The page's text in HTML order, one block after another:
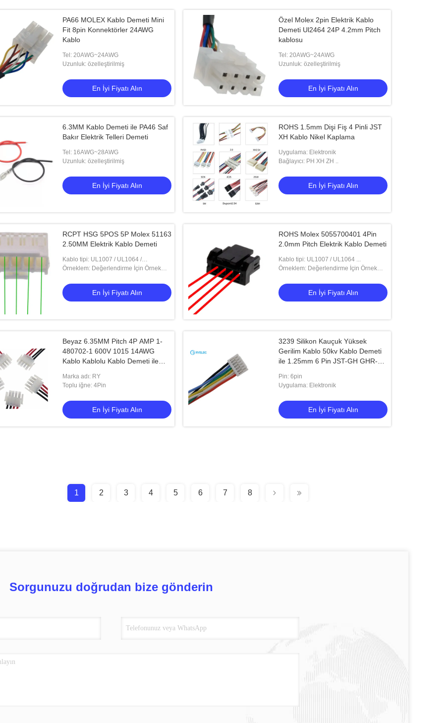
Elektrikli Kablo
PA66 MOLEX Kablo Demeti Mini
Fit 8pin Konnektörler 24AWG
Kablo
Tel: 20AWG~24AWG
Uzunluk: özelleştirilmiş
En İyi Fiyatı Alın
Özel Molex 2pin Elektrik Kablo
Demeti Ul2464 24P 4.2mm Pitch
kablosu
Tel: 20AWG~24AWG
Uzunluk: özelleştirilmiş
En İyi Fiyatı Alın
6.3MM Kablo Demeti ile PA46 Saf
Bakır Elektrik Telleri Demeti
Tel: 16AWG~28AWG
Uzunluk: özelleştirilmiş
En İyi Fiyatı Alın
ROHS 1.5mm Dişi Fiş 4 Pinli JST
XH Kablo Nikel Kaplama
Uygulama: Elektronik
Bağlayıcı: PH XH ZH ..
En İyi Fiyatı Alın
RCPT HSG 5POS 5P Molex 51163
2.50MM Elektrik Kablo Demeti
Kablo tipi: UL1007 / UL1064 /
UL1015..etc
Örneklem: Değerlendirme İçin Örnek
En İyi Fiyatı Alın
ROHS Molex 5055700401 4Pin
2.0mm Pitch Elektrik Kablo Demeti
Kablo tipi: UL1007 / UL1064 ...
Örneklem: Değerlendirme İçin Örnek
En İyi Fiyatı Alın
Beyaz 6.35MM Pitch 4P AMP 1-
480702-1 600V 1015 14AWG
Kablo Kablolu Kablo Demeti ile
Marka adı: RY
Toplu iğne: 4Pin
En İyi Fiyatı Alın
3239 Silikon Kauçuk Yüksek
Gerilim Kablo 50kv Kablo Demeti
ile 1.25mm 6 Pin JST-GH GHR-
Pin: 6pin
Uygulama: Elektronik
En İyi Fiyatı Alın
1 2 3 4 5 6 7 8
Sorgunuzu doğrudan bize gönderin